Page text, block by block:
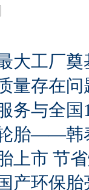
大工厂
量存在
务与全国
胎——韩
上市 节
产环保胎